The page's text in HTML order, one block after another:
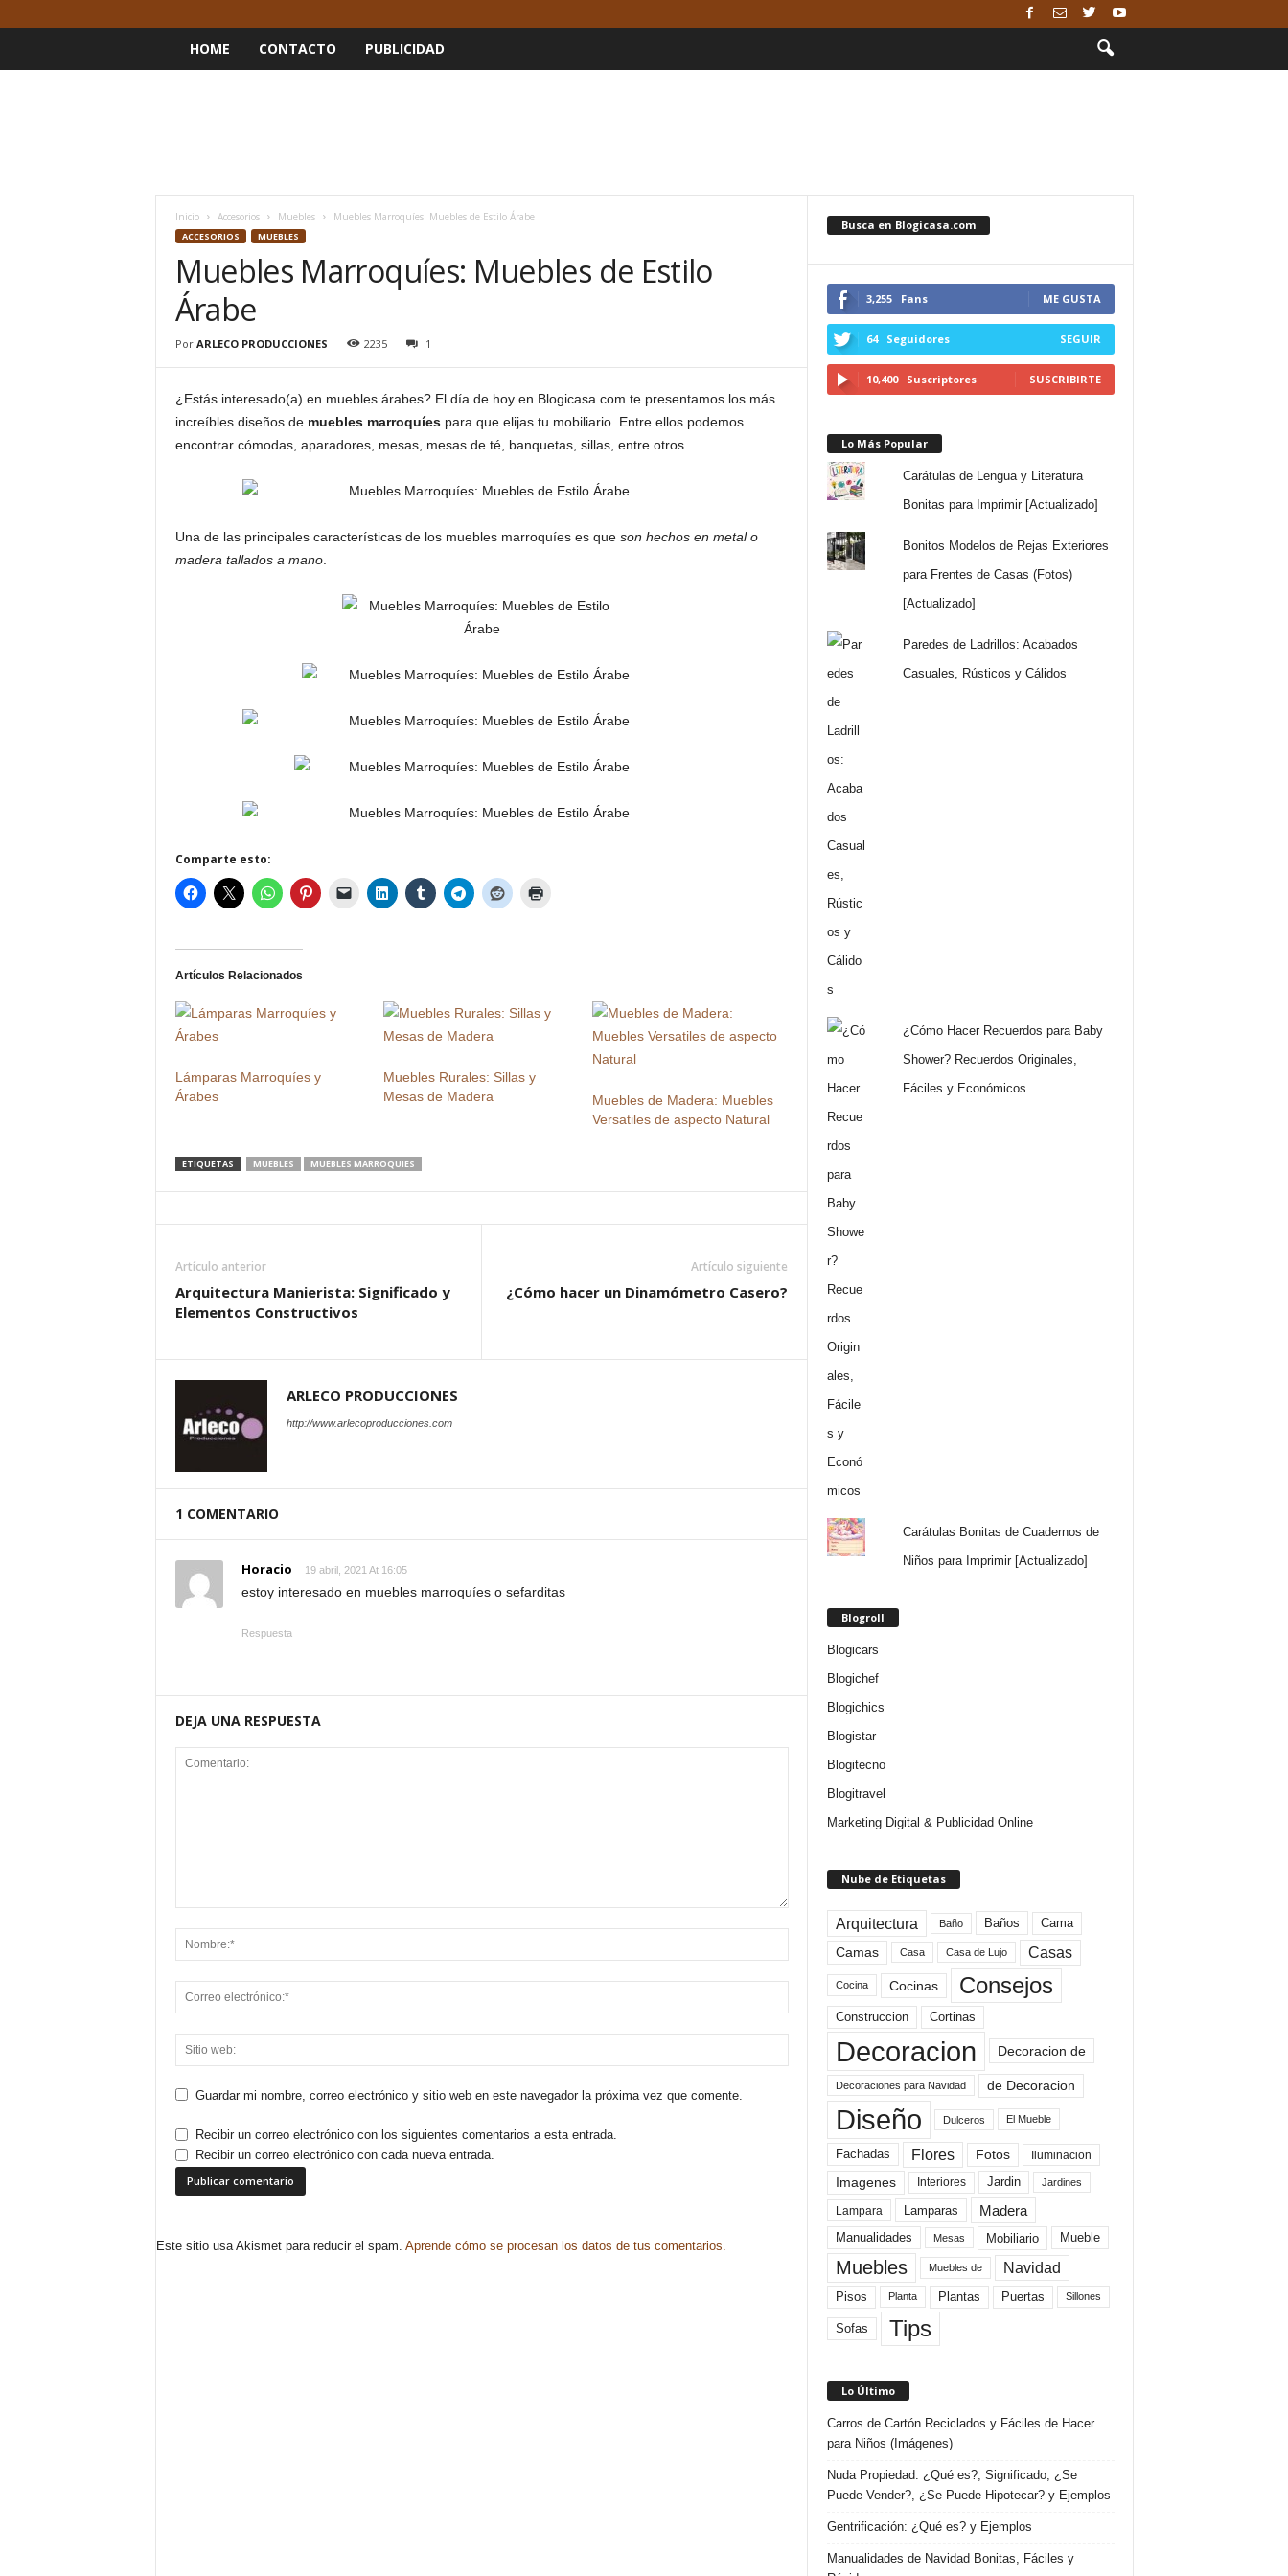
HOME CONTACTO PUBLICIDAD
Inicio Accesorios Muebles Muebles Marroquíes: Muebles de Estilo Árabe
ACCESORIOS MUEBLES
Muebles Marroquíes: Muebles de Estilo
Árabe
Por ARLECO PRODUCCIONES 2235 1
¿Estás interesado(a) en muebles árabes? El día de hoy en Blogicasa.com te presentamos los más
increíbles diseños de muebles marroquíespara que elijas tu mobiliario. Entre ellos podemos
encontrar cómodas, aparadores, mesas, mesas de té, banquetas, sillas, entre otros.
Una de las principales características de los muebles marroquíes es que son hechos en metal o
madera tallados a mano.
Comparte esto:
Artículos Relacionados
Lámparas Marroquíes y
Árabes
Muebles Rurales: Sillas y
Mesas de Madera
Muebles de Madera: Muebles
Versatiles de aspecto Natural
ETIQUETAS MUEBLES MUEBLES MARROQUIES
Artículo anterior
Arquitectura Manierista: Significado y
Elementos Constructivos
Artículo siguiente
¿Cómo hacer un Dinamómetro Casero?
ARLECO PRODUCCIONES
http://www.arlecoproducciones.com
1 COMENTARIO
Horacio 19 abril, 2021 At 16:05
estoy interesado en muebles marroquíes o sefarditas
Respuesta
DEJA UNA RESPUESTA
Guardar mi nombre, correo electrónico y sitio web en este navegador la próxima vez que comente.
Recibir un correo electrónico con los siguientes comentarios a esta entrada.
Recibir un correo electrónico con cada nueva entrada.
Este sitio usa Akismet para reducir el spam. Aprende cómo se procesan los datos de tus comentarios.
Busca en Blogicasa.com
3,255 Fans ME GUSTA
64 Seguidores SEGUIR
10,400 Suscriptores SUSCRIBIRTE
Lo Más Popular
Carátulas de Lengua y Literatura
Bonitas para Imprimir [Actualizado]
Bonitos Modelos de Rejas Exteriores
para Frentes de Casas (Fotos)
[Actualizado]
Paredes de Ladrillos: Acabados
Casuales, Rústicos y Cálidos
¿Cómo Hacer Recuerdos para Baby
Shower? Recuerdos Originales,
Fáciles y Económicos
Carátulas Bonitas de Cuadernos de
Niños para Imprimir [Actualizado]
Blogroll
Blogicars
Blogichef
Blogichics
Blogistar
Blogitecno
Blogitravel
Marketing Digital & Publicidad Online
Nube de Etiquetas
Arquitectura Baño Baños Cama
Camas Casa Casa de Lujo Casas
Cocina Cocinas Consejos
Construccion Cortinas
Decoracion Decoracion de
Decoraciones para Navidad de Decoracion
Diseño Dulceros El Mueble
Fachadas Flores Fotos Iluminacion
Imagenes Interiores Jardin Jardines
Lampara Lamparas Madera
Manualidades Mesas Mobiliario Mueble
Muebles Muebles de Navidad
Pisos Planta Plantas Puertas Sillones
Sofas Tips
Lo Último
Carros de Cartón Reciclados y Fáciles de Hacer
para Niños (Imágenes)
Nuda Propiedad: ¿Qué es?, Significado, ¿Se
Puede Vender?, ¿Se Puede Hipotecar? y Ejemplos
Gentrificación: ¿Qué es? y Ejemplos
Manualidades de Navidad Bonitas, Fáciles y